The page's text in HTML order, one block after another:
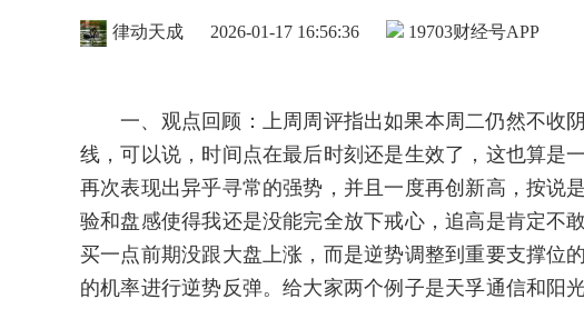
财经号APP
律动天成 2026-01-17 16:56:36 19703
一、观点回顾：上周周评指出如果本周二仍然不收
线，可以说，时间点在最后时刻还是生效了，这也算是
再次表现出异乎寻常的强势，并且一度再创新高，按说
验和盘感使得我还是没能完全放下戒心，追高是肯定不
买一点前期没跟大盘上涨，而是逆势调整到重要支撑位
的机率进行逆势反弹。给大家两个例子是天孚通信和阳